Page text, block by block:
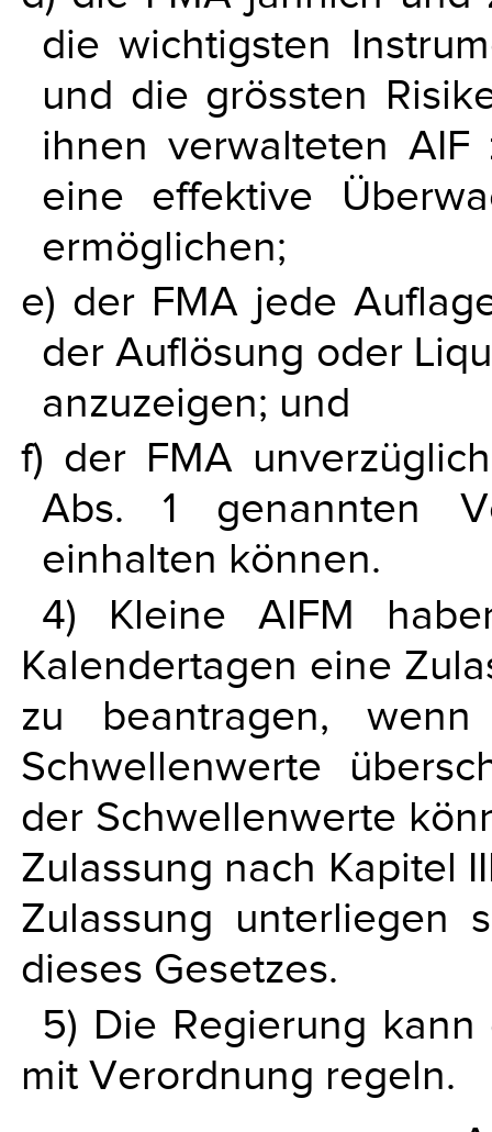
die wichtigsten
und die grössten
ihnen verwalteten
eine effektive
ermöglichen;
e) der FMA jede
der Auflösung oder
anzuzeigen; und
f) der FMA
Abs. 1 genannten
einhalten können.
4) Kleine AIFM
Kalendertagen eine
zu beantragen,
Schwellenwerte
der Schwellenwerte
Zulassung nach Kapitel
Zulassung unterliegen
dieses Gesetzes.
5) Die Regierung
mit Verordnung regeln.